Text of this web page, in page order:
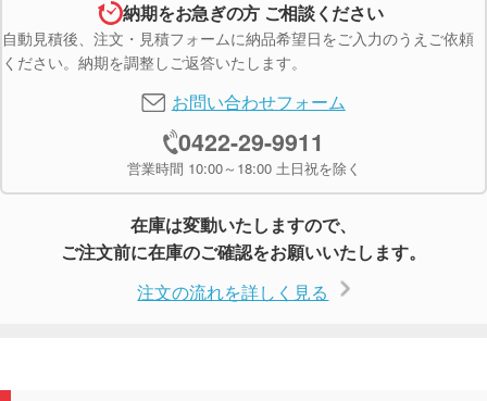
納期をお急ぎの方 ご相談ください
自動見積後、注文・見積フォームに納品希望日をご入力のうえご依頼
ください。納期を調整しご返答いたします。
お問い合わせフォーム
0422-29-9911
営業時間 10:00～18:00 土日祝を除く
在庫は変動いたしますので、
ご注文前に在庫のご確認をお願いいたします。
注文の流れを詳しく見る